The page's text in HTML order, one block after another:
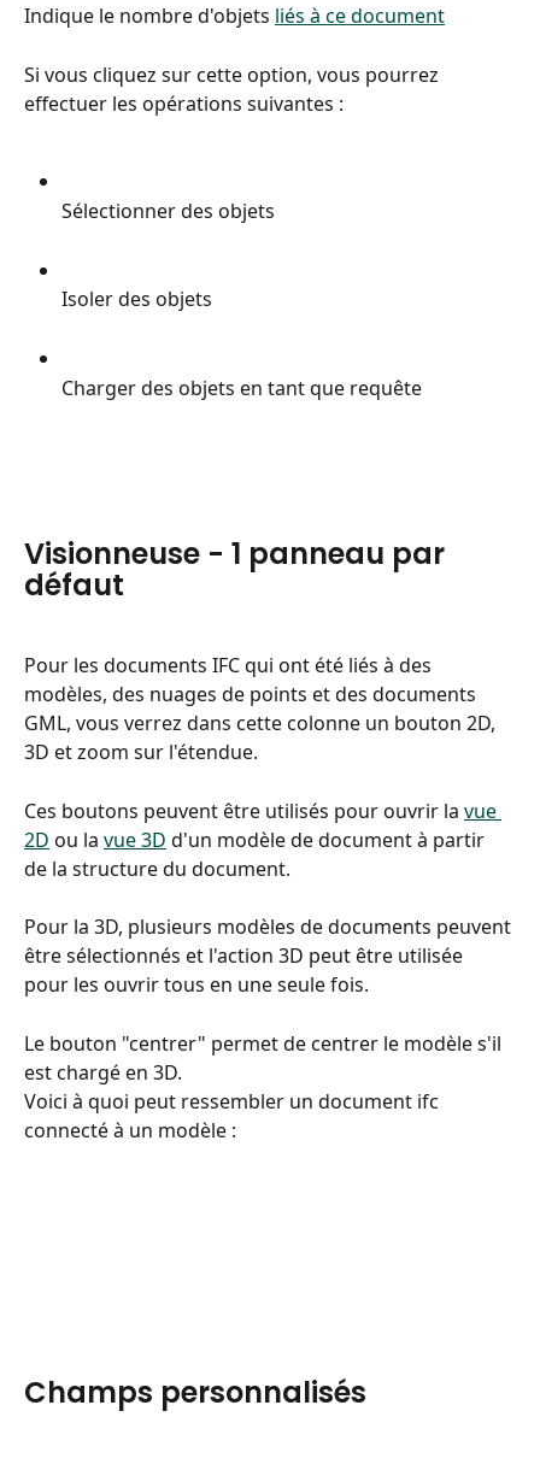
Indique le nombre d'objets liés à ce document
Si vous cliquez sur cette option, vous pourrez
effectuer les opérations suivantes :
Sélectionner des objets
Isoler des objets
Charger des objets en tant que requête
Visionneuse - 1 panneau par
défaut
Pour les documents IFC qui ont été liés à des
modèles, des nuages de points et des documents
GML, vous verrez dans cette colonne un bouton 2D,
3D et zoom sur l'étendue.
Ces boutons peuvent être utilisés pour ouvrir la vue
2D ou la vue 3D d'un modèle de document à partir
de la structure du document.
Pour la 3D, plusieurs modèles de documents peuvent
être sélectionnés et l'action 3D peut être utilisée
pour les ouvrir tous en une seule fois.
Le bouton "centrer" permet de centrer le modèle s'il
est chargé en 3D.
Voici à quoi peut ressembler un document ifc
connecté à un modèle :
Champs personnalisés